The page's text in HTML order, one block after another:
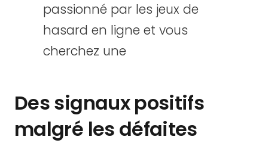
passionné par les jeux de
hasard en ligne et vous
cherchez une
Des signaux positifs
malgré les défaites